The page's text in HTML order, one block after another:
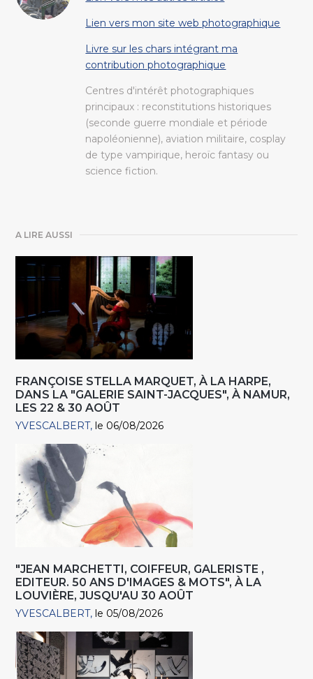
Lien vers mon site web photographique
Livre sur les chars intégrant ma
contribution photographique
Centres d'intérêt photographiques
principaux : reconstitutions historiques
(seconde guerre mondiale et période
napoléonienne), aviation militaire, cosplay
de type vampirique, heroïc fantasy ou
science fiction.
A LIRE AUSSI
FRANÇOISE STELLA MARQUET, À LA HARPE,
DANS LA "GALERIE SAINT-JACQUES", À NAMUR,
LES 22 & 30 AOÛT
YVESCALBERT le 06/08/2026
"JEAN MARCHETTI, COIFFEUR, GALERISTE ,
EDITEUR. 50 ANS D'IMAGES & MOTS", À LA
LOUVIÈRE, JUSQU'AU 30 AOÛT
YVESCALBERT le 05/08/2026